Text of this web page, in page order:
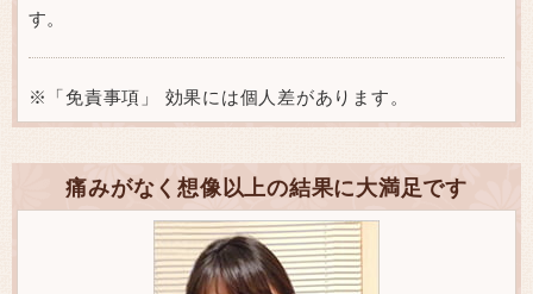
す。
※「免責事項」 効果には個人差があります。
痛みがなく想像以上の結果に大満足です